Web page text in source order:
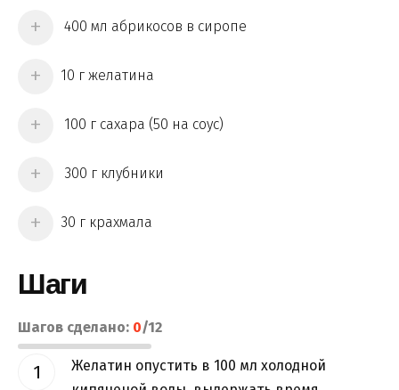
400 мл абрикосов в сиропе
10 г желатина
100 г сахара (50 на соус)
300 г клубники
30 г крахмала
Шаги
Шагов сделано: 0/12
Желатин опустить в 100 мл холодной